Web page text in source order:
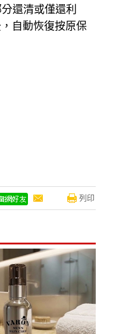
還清或僅還利
自動恢復按原保
列印